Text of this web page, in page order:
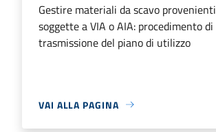
Gestire materiali da scavo
soggette a VIA o AIA: procedimento di
trasmissione del piano di utilizzo
VAI ALLA PAGINA